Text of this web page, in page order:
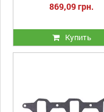
869,09 грн.
Купить